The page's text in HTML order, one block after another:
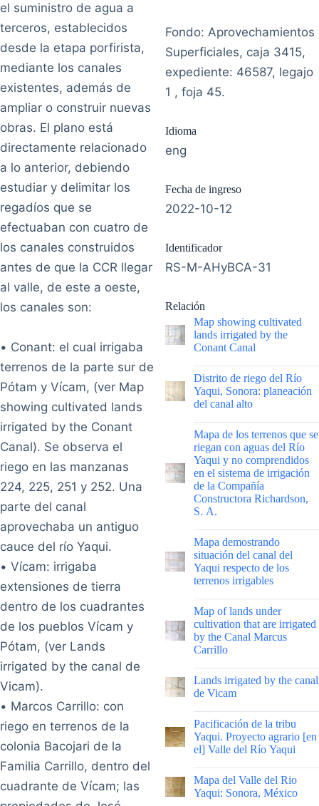
el suministro de agua a
terceros, establecidos
desde la etapa porfirista,
mediante los canales
existentes, además de
ampliar o construir nuevas
obras. El plano está
directamente relacionado
a lo anterior, debiendo
estudiar y delimitar los
regadíos que se
efectuaban con cuatro de
los canales construidos
antes de que la CCR llegar
al valle, de este a oeste,
los canales son:
• Conant: el cual irrigaba
terrenos de la parte sur de
Pótam y Vícam, (ver Map
showing cultivated lands
irrigated by the Conant
Canal). Se observa el
riego en las manzanas
224, 225, 251 y 252. Una
parte del canal
aprovechaba un antiguo
cauce del río Yaqui.
• Vícam: irrigaba
extensiones de tierra
dentro de los cuadrantes
de los pueblos Vícam y
Pótam, (ver Lands
irrigated by the canal de
Vicam).
• Marcos Carrillo: con
riego en terrenos de la
colonia Bacojari de la
Familia Carrillo, dentro del
cuadrante de Vícam; las
Fondo: Aprovechamientos
Superficiales, caja 3415,
expediente: 46587, legajo
1 , foja 45.
Idioma
eng
Fecha de ingreso
2022-10-12
Identificador
RS-M-AHyBCA-31
Relación
Map showing cultivated
lands irrigated by the
Conant Canal
|
Distrito de riego del Río
Yaqui, Sonora: planeación
del canal alto
|
Mapa de los terrenos que se
riegan con aguas del Río
Yaqui y no comprendidos
en el sistema de irrigación
de la Compañía
Constructora Richardson,
S. A.
|
Mapa demostrando
situación del canal del
Yaqui respecto de los
terrenos irrigables
|
Map of lands under
cultivation that are irrigated
by the Canal Marcus
Carrillo
|
Lands irrigated by the canal
de Vicam
|
Pacificación de la tribu
Yaqui. Proyecto agrario [en
el] Valle del Río Yaqui
|
Mapa del Valle del Rio
Yaqui: Sonora, México